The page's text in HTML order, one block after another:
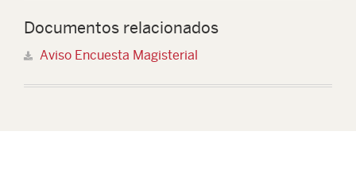
Documentos relacionados
Aviso Encuesta Magisterial